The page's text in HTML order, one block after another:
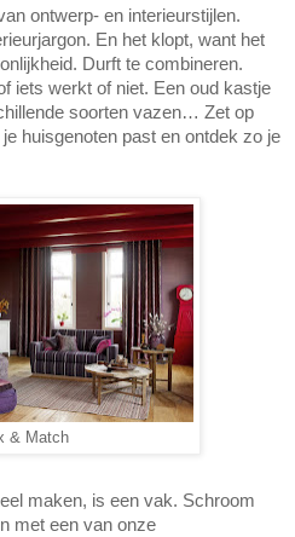
ontwerp- en interieurstijlen.
En het klopt, want het
Durft te combineren.
iets werkt of niet. Een oud kastje
soorten vazen… Zet op
huisgenoten past en ontdek zo je
& Match
maken, is een vak. Schroom
met een van onze